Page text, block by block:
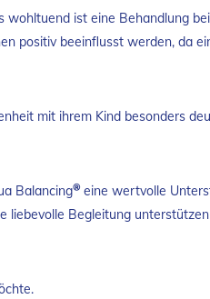
ist eine Behandlung
positiv beeinflusst werden, da
mit ihrem Kind besonders
Balancing® eine wertvolle
Begleitung